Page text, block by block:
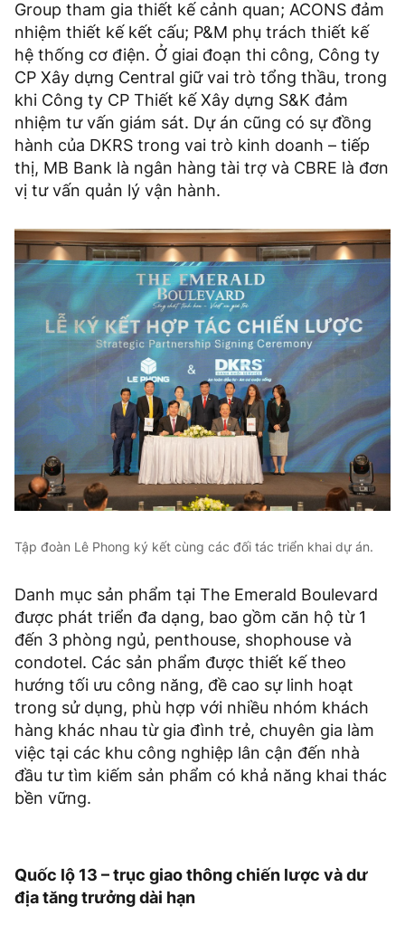
Group tham gia thiết kế cảnh quan; ACONS đảm
nhiệm thiết kế kết cấu; P&M phụ trách thiết kế
hệ thống cơ điện. Ở giai đoạn thi công, Công ty
CP Xây dựng Central giữ vai trò tổng thầu, trong
khi Công ty CP Thiết kế Xây dựng S&K đảm
nhiệm tư vấn giám sát. Dự án cũng có sự đồng
hành của DKRS trong vai trò kinh doanh – tiếp
thị, MB Bank là ngân hàng tài trợ và CBRE là đơn
vị tư vấn quản lý vận hành.
Tập đoàn Lê Phong ký kết cùng các đối tác triển khai dự án.
Danh mục sản phẩm tại The Emerald Boulevard
được phát triển đa dạng, bao gồm căn hộ từ 1
đến 3 phòng ngủ, penthouse, shophouse và
condotel. Các sản phẩm được thiết kế theo
hướng tối ưu công năng, đề cao sự linh hoạt
trong sử dụng, phù hợp với nhiều nhóm khách
hàng khác nhau từ gia đình trẻ, chuyên gia làm
việc tại các khu công nghiệp lân cận đến nhà
đầu tư tìm kiếm sản phẩm có khả năng khai thác
bền vững.
Quốc lộ 13 – trục giao thông chiến lược và dư
địa tăng trưởng dài hạn